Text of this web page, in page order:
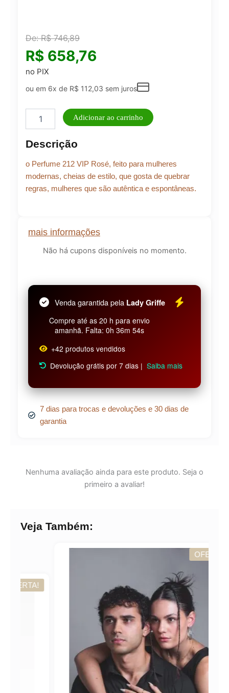
mais informações
Não há cupons disponíveis no momento.
Venda garantida pela Lady Griffe
Compre até as 20 h para envio
amanhã. Falta: 0h 36m 54s
+42 produtos vendidos
Devolução grátis por 7 dias | Saiba mais
7 dias para trocas e devoluções e 30 dias de
garantia
De:R$746,89
R$ 658,76
no PIX
ou em 6x de R$ 112,03 sem juros
Feminino
VIP
Carolina
Herrera
de
Adicionar ao carrinho
Descrição
o Perfume 212 VIP Rosé, feito para mulheres
modernas, cheias de estilo, que gosta de quebrar
regras, mulheres que são autêntica e espontâneas.
Nenhuma avaliação ainda para este produto. Seja o
primeiro a avaliar!
Veja Também:
OFERTA!